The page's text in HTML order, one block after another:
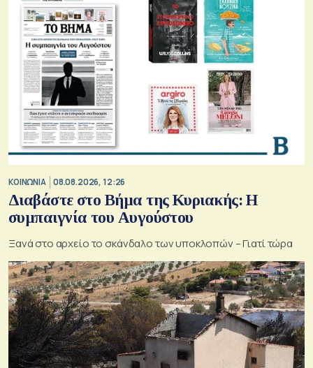
ΚΟΙΝΩΝΙΑ 08.08.2026, 12:26
Διαβάστε στο Βήμα της Κυριακής: Η
συμπαιγνία του Αυγούστου
Ξανά στο αρχείο το σκάνδαλο των υποκλοπών – Γιατί τώρα